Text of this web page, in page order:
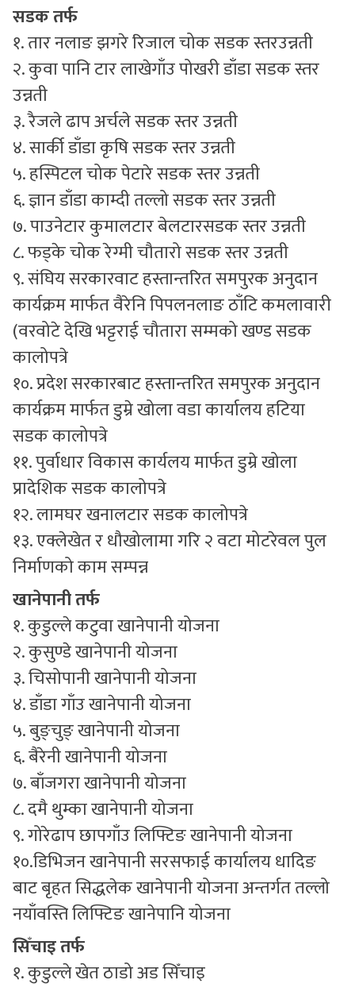
सडक तर्फ
१. तार नलाङ झगरे रिजाल चोक सडक स्तरउन्नती
२. कुवा पानि टार लाखेगाँउ पोखरी डाँडा सडक स्तर
उन्नती
३. रैजले ढाप अर्चले सडक स्तर उन्नती
४. सार्की डाँडा कृषि सडक स्तर उन्नती
५. हस्पिटल चोक पेटारे सडक स्तर उन्नती
६. ज्ञान डाँडा काम्दी तल्लो सडक स्तर उन्नती
७. पाउनेटार कुमालटार बेलटारसडक स्तर उन्नती
८. फड्के चोक रेग्मी चौतारो सडक स्तर उन्नती
९. संघिय सरकारवाट हस्तान्तरित समपुरक अनुदान
कार्यक्रम मार्फत वैरेनि पिपलनलाङ ठाँटि कमलावारी
(वरवोटे देखि भट्टराई चौतारा सम्मको खण्ड सडक
कालोपत्रे
१०. प्रदेश सरकारबाट हस्तान्तरित समपुरक अनुदान
कार्यक्रम मार्फत डुम्रे खोला वडा कार्यालय हटिया
सडक कालोपत्रे
११. पुर्वाधार विकास कार्यलय मार्फत डुम्रे खोला
प्रादेशिक सडक कालोपत्रे
१२. लामघर खनालटार सडक कालोपत्रे
१३. एक्लेखेत र धौखोलामा गरि २ वटा मोटरेवल पुल
निर्माणको काम सम्पन्न
खानेपानी तर्फ
१. कुडुल्ले कटुवा खानेपानी योजना
२. कुसुण्डे खानेपानी योजना
३. चिसोपानी खानेपानी योजना
४. डाँडा गाँउ खानेपानी योजना
५. बुङ्चुङ् खानेपानी योजना
६. बैरेनी खानेपानी योजना
७. बाँजगरा खानेपानी योजना
८. दमै थुम्का खानेपानी योजना
९. गोरेढाप छापगाँउ लिफ्टिङ खानेपानी योजना
१०.डिभिजन खानेपानी सरसफाई कार्यालय धादिङ
बाट बृहत सिद्धलेक खानेपानी योजना अन्तर्गत तल्लो
नयाँवस्ति लिफ्टिङ खानेपानि योजना
सिँचाइ तर्फ
१. कुडुल्ले खेत ठाडो अड सिँचाइ